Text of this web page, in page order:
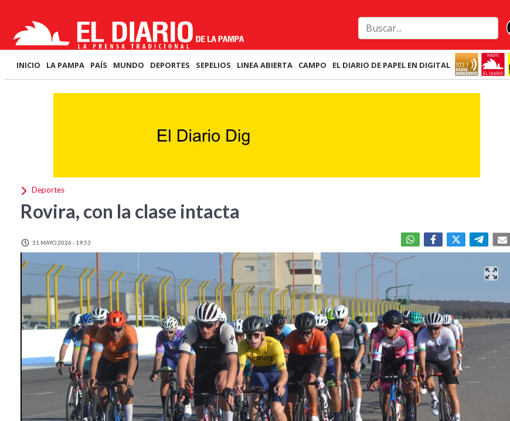
INICIO LA PAMPA PAÍS MUNDO DEPORTES SEPELIOS LINEA ABIERTA CAMPO EL DIARIO DE PAPEL EN DIGITAL
Deportes
Rovira, con la clase intacta
31 MAYO 2026 - 19:53